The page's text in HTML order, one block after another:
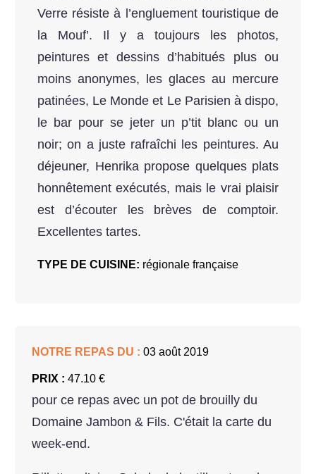
Verre résiste à l’engluement touristique de
la Mouf’. Il y a toujours les photos,
peintures et dessins d’habitués plus ou
moins anonymes, les glaces au mercure
patinées, Le Monde et Le Parisien à dispo,
le bar pour se jeter un p’tit blanc ou un
noir; on a juste rafraîchi les peintures. Au
déjeuner, Henrika propose quelques plats
honnêtement exécutés, mais le vrai plaisir
est d’écouter les brèves de comptoir.
Excellentes tartes.
TYPE DE CUISINE: régionale française
NOTRE REPAS DU : 03 août 2019
PRIX : 47.10 €
pour ce repas avec un pot de brouilly du
Domaine Jambon & Fils. C'était la carte du
week-end.